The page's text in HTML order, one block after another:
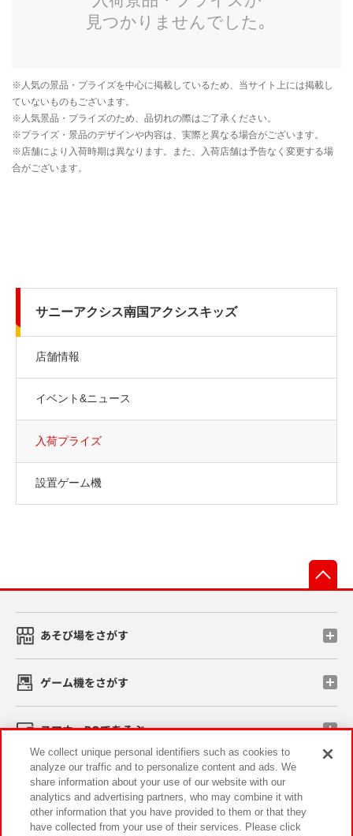
サニーアクシス南国アクシスキッズ
店舗情報
イベント&ニュース
入荷プライズ
設置ゲーム機
あそび場をさがす
ゲーム機をさがす
スマホ・PCであそぶ
イベント・キャンペーン
We collect unique personal identifiers such as cookies to
analyze our traffic and to personalize content and ads. We
share information about your use of our website with our
analytics and advertising partners, who may combine it with
other information that you have provided to them or that they
have collected from your use of their services. Please click